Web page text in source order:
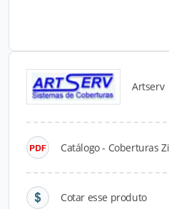
Artserv
Catálogo - Coberturas
Cotar esse produto
Detalhes
O Sistema ArtServ 65/456